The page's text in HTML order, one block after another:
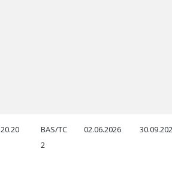
20.20
BAS/TC
2
02.06.2026